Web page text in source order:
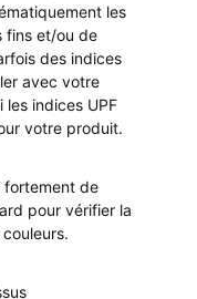
les
fins et/ou de
des indices
avec votre
les indices UPF
votre produit.
fortement de
pour vérifier la